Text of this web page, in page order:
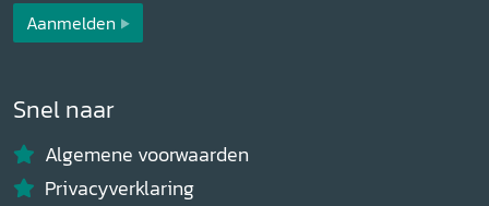
Aanmelden
Snel naar
Algemene voorwaarden
Privacyverklaring